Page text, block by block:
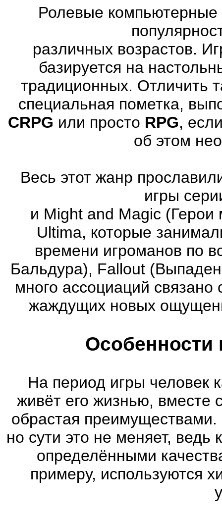
Ролевые компьютерные
различных возрастов.
базируется на
традиционных. Отличить
специальная пометка,
CRPG или просто RPG,
об этом
Весь этот жанр
игры
и Might and Magic
Ultima, которые
времени игроманов по
Бальдура), Fallout
много ассоциаций
жаждущих новых
Особенности
На период игры человек
живёт его жизнью, вместе
обрастая
но сути это не меняет,
определёнными
примеру, используются